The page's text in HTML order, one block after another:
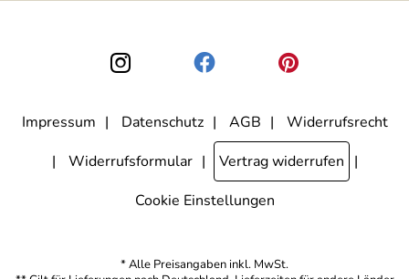
den Link "Abmelden" am Ende des Newsletters anklicke. Die
Datenschutzerklärung
habe ich zur Kenntnis genommen.
Impressum Datenschutz AGB
Widerrufsrecht
Widerrufsformular
Vertrag widerrufen
Cookie Einstellungen
* Alle Preisangaben inkl. MwSt.